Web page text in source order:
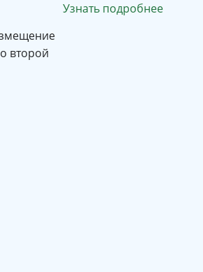
второй
Узнать подробнее